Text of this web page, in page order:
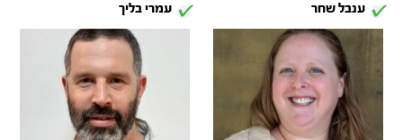
ענבל שחר עמרי בליך